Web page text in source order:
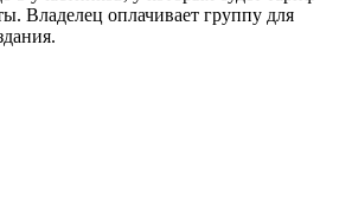
Владелец оплачивает группу для